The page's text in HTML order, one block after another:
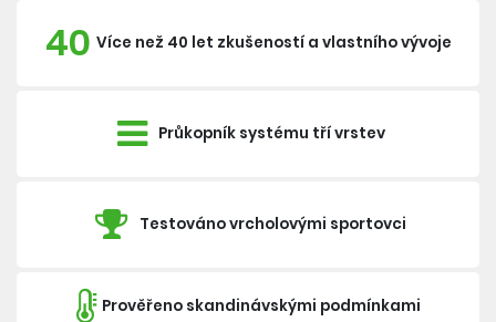
40 Více než 40 let zkušeností a vlastního vývoje
Průkopník systému tří vrstev
Testováno vrcholovými sportovci
Prověřeno skandinávskými podmínkami